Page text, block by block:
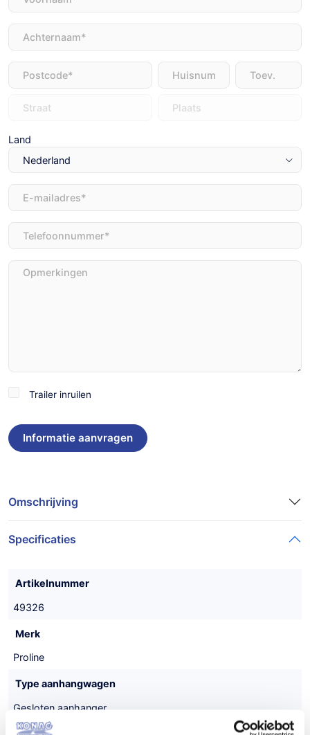
Achternaam
Adres
Land
E-
mailadres(Vereist)
Telefoon
Opmerkingen
TrailerTrailer inruilen
Omschrijving
Specificaties
Artikelnummer
49326
Merk
Proline
Type aanhangwagen
Gesloten aanhanger